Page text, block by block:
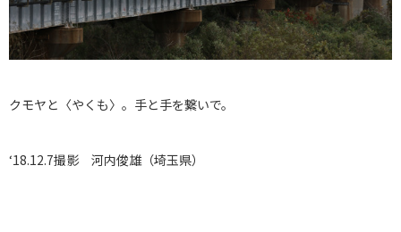
クモヤと〈やくも〉。手と手を繋いで。
‘18.12.7撮影 河内俊雄（埼玉県）